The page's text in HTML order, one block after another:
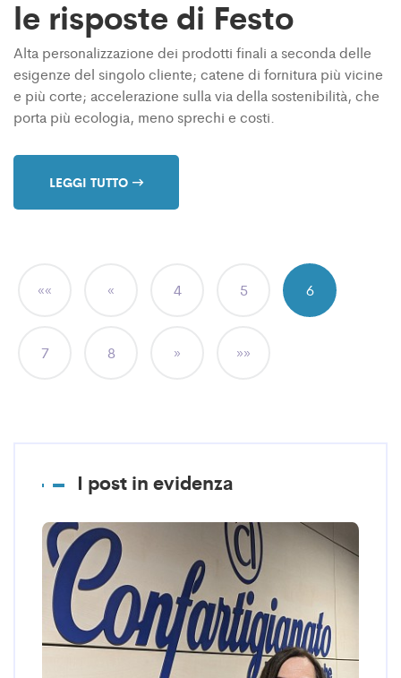
le risposte di Festo
Alta personalizzazione dei prodotti finali a seconda delle
esigenze del singolo cliente; catene di fornitura più vicine
e più corte; accelerazione sulla via della sostenibilità, che
porta più ecologia, meno sprechi e costi.
LEGGI TUTTO
«« « 4 5 6
7 8 » »»
I post in evidenza